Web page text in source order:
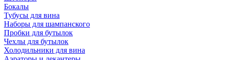
Бокалы
Тубусы для вина
Наборы для шампанского
Пробки для бутылок
Чехлы для бутылок
Холодильники для вина